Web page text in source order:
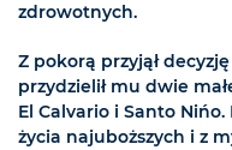
zdrowotnych.
Z pokorą przyjął
przydzielił mu dwie
El Calvario i Santo
życia najuboższych i z